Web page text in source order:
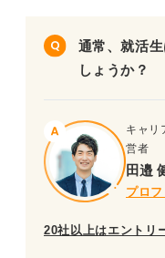
通常、就活
しょうか？
キャリ
営者
田邉
プロ
20社以上はエントリ